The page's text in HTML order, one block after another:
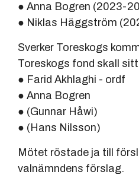
● Anna Bogren (2023-
● Niklas Häggström
Sverker Toreskogs
Toreskogs fond skall
● Farid Akhlaghi - ordf
● Anna Bogren
● (Gunnar Håwi)
● (Hans Nilsson)
Mötet röstade ja till
valnämndens förslag.